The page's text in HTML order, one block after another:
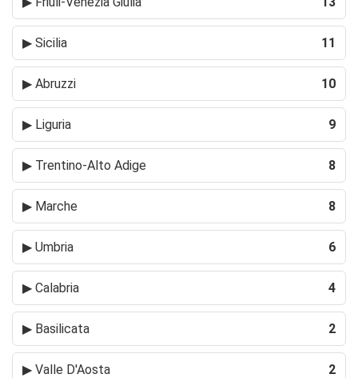
▶ Sicilia 11
▶ Abruzzi 10
▶ Liguria 9
▶ Trentino-Alto Adige 8
▶ Marche 8
▶ Umbria 6
▶ Calabria 4
▶ Basilicata 2
▶ Valle D'Aosta 2